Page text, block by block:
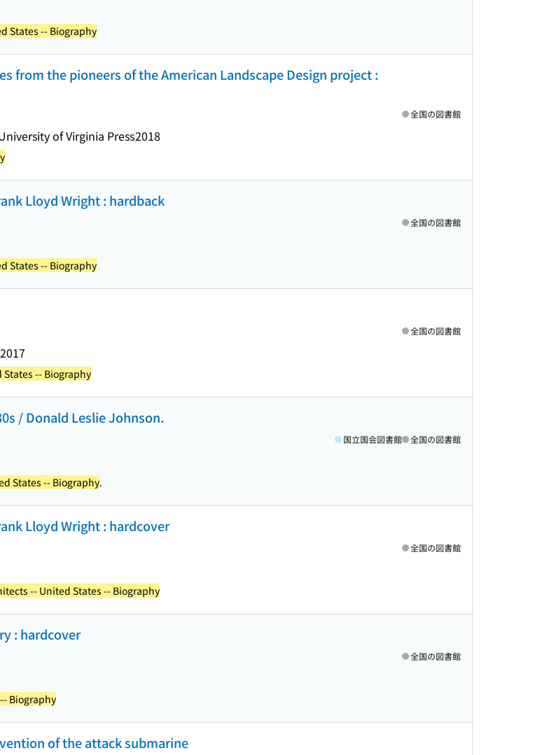
States -- Biography
from the pioneers of the American Landscape Design project :
of Virginia Press2018
全国の図書館
Lloyd Wright : hardback
全国の図書館
States -- Biography
全国の図書館
-- Biography
/ Donald Leslie Johnson.
国立国会図書館 全国の図書館
States -- Biography.
Lloyd Wright : hardcover
全国の図書館
-- United States -- Biography
: hardcover
全国の図書館
Biography
of the attack submarine